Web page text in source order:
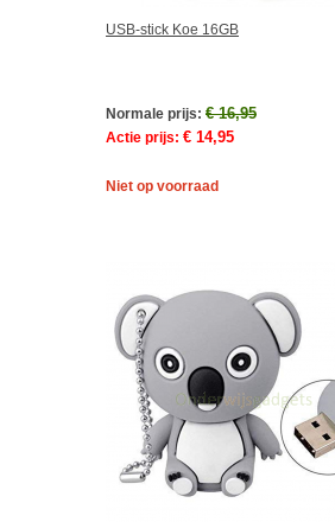
USB-stick Koe 16GB
Normale prijs: € 16,95
Actie prijs: € 14,95
Niet op voorraad